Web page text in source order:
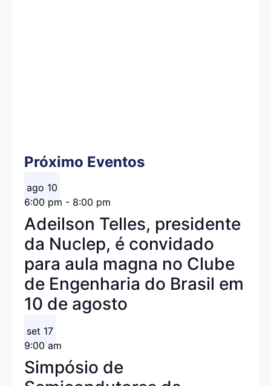
Próximo Eventos
ago 10
6:00 pm - 8:00 pm
Adeilson Telles, presidente
da Nuclep, é convidado
para aula magna no Clube
de Engenharia do Brasil em
10 de agosto
set 17
9:00 am
Simpósio de